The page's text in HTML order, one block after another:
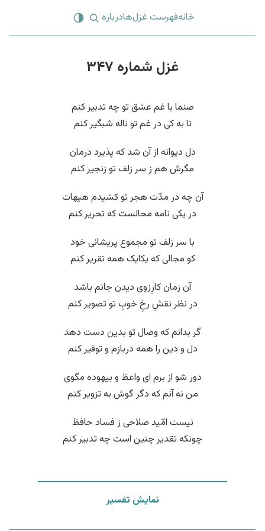
خانهفهرست غزل‌هادرباره
غزل شماره ۳۴۷
صنما با غم عشق تو چه تدبیر کنم
تا به کی در غم تو ناله شبگیر کنم
دل دیوانه از آن شد که پذیرد درمان
مگرش هم ز سر زلف تو زنجیر کنم
آن چه در مدّت هجر تو کشیدم هیهات
در یکی نامه محالست که تحریر کنم
با سر زلف تو مجموع پریشانی خود
کو مجالی که یکایک همه تقریر کنم
آن زمان کارِزوی دیدن جانم باشد
در نظر نقشِ رخِ خوبِ تو تصویر کنم
گر بدانم که وصال تو بدین دست دهد
دل و دین را همه دربازم و توفیر کنم
دور شو از برم ای واعظ و بیهوده مگوی
من نه آنم که دگر گوش به تزویر کنم
نیست امّید صلاحی ز فساد حافظ
چونکه تقدیر چنین است چه تدبیر کنم
نمایش تفسیر